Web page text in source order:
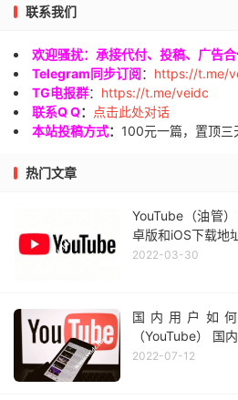
联系我们
欢迎骚扰：承接代付、投稿、广告合
Telegram同步订阅： https://t.me/
TG电报群： https://t.me/veidc
联系Q Q：
点击此处对话
本站投稿方式： 100元一篇，置顶三
热门文章
YouTube（油管
卓版和iOS下载地
2022-03-30
国内用户如
（YouTube） 国
2022-07-12